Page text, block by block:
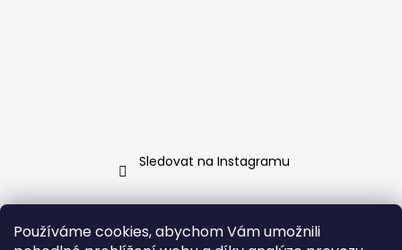
Používáme cookies, abychom Vám umožnili
Sledovat na Instagramu